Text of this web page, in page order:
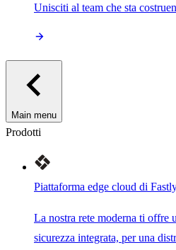
Unisciti al team che sta
Main menu
Prodotti
Piattaforma edge cloud di
La nostra rete moderna ti offre
sicurezza integrata, per una